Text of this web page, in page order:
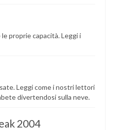
proprie capacità. Leggi i
Leggi come i nostri lettori
divertendosi sulla neve.
2004